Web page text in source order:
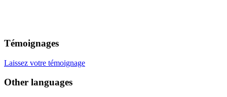
Témoignages
Laissez votre témoignage
Other languages